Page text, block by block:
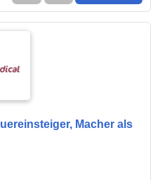
Macher als